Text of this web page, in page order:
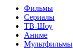
Фильмы
Сериалы
ТВ-Шоу
Аниме
Мультфильмы